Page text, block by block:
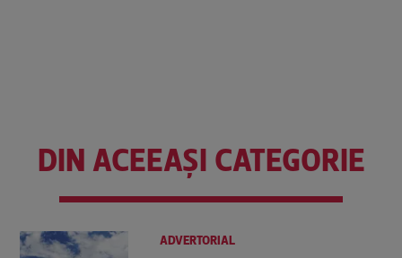
DIN ACEEAȘI CATEGORIE
ADVERTORIAL